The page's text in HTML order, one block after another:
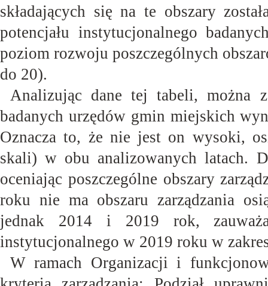
składających się na te obszary
potencjału instytucjonalnego
poziom rozwoju poszczególnych
do 20).
Analizując dane tej tabeli, można
badanych urzędów gmin miejskich
Oznacza to, że nie jest on wysoki,
skali) w obu analizowanych latach.
oceniając poszczególne obszary
roku nie ma obszaru zarządzania
jednak 2014 i 2019 rok,
instytucjonalnego w 2019 roku w
W ramach Organizacji i